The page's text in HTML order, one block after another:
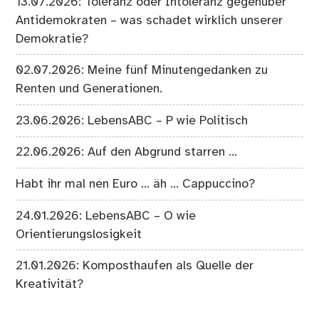
Antidemokraten – was schadet wirklich unserer
Demokratie?
02.07.2026: Meine fünf Minutengedanken zu
Renten und Generationen.
23.06.2026: LebensABC – P wie Politisch
22.06.2026: Auf den Abgrund starren …
Habt ihr mal nen Euro … äh … Cappuccino?
24.01.2026: LebensABC – O wie
Orientierungslosigkeit
21.01.2026: Komposthaufen als Quelle der
Kreativität?